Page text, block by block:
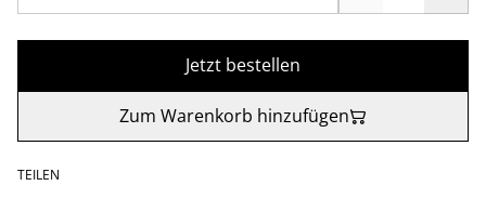
Jetzt bestellen
Zum Warenkorb hinzufügen
TEILEN